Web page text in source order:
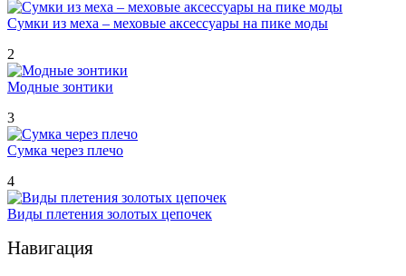
Сумки из меха – меховые аксессуары на пике моды
2
Модные зонтики
3
Сумка через плечо
4
Виды плетения золотых цепочек
Навигация